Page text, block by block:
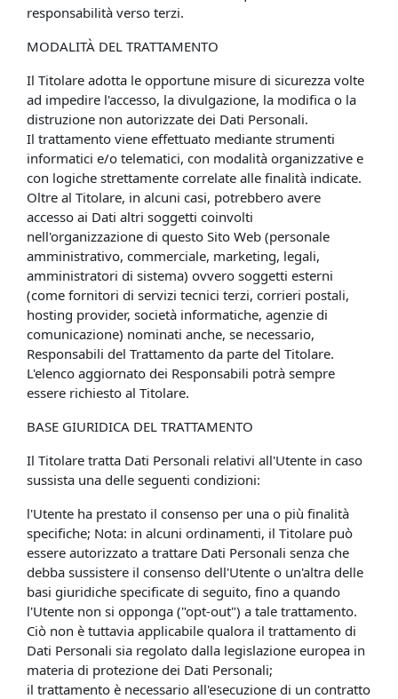
responsabilità verso terzi.
MODALITÀ DEL TRATTAMENTO
Il Titolare adotta le opportune misure di sicurezza volte
ad impedire l'accesso, la divulgazione, la modifica o la
distruzione non autorizzate dei Dati Personali.
Il trattamento viene effettuato mediante strumenti
informatici e/o telematici, con modalità organizzative e
con logiche strettamente correlate alle finalità indicate.
Oltre al Titolare, in alcuni casi, potrebbero avere
accesso ai Dati altri soggetti coinvolti
nell'organizzazione di questo Sito Web (personale
amministrativo, commerciale, marketing, legali,
amministratori di sistema) ovvero soggetti esterni
(come fornitori di servizi tecnici terzi, corrieri postali,
hosting provider, società informatiche, agenzie di
comunicazione) nominati anche, se necessario,
Responsabili del Trattamento da parte del Titolare.
L'elenco aggiornato dei Responsabili potrà sempre
essere richiesto al Titolare.
BASE GIURIDICA DEL TRATTAMENTO
Il Titolare tratta Dati Personali relativi all'Utente in caso
sussista una delle seguenti condizioni:
l'Utente ha prestato il consenso per una o più finalità
specifiche; Nota: in alcuni ordinamenti, il Titolare può
essere autorizzato a trattare Dati Personali senza che
debba sussistere il consenso dell'Utente o un'altra delle
basi giuridiche specificate di seguito, fino a quando
l'Utente non si opponga ("opt-out") a tale trattamento.
Ciò non è tuttavia applicabile qualora il trattamento di
Dati Personali sia regolato dalla legislazione europea in
materia di protezione dei Dati Personali;
il trattamento è necessario all'esecuzione di un contratto